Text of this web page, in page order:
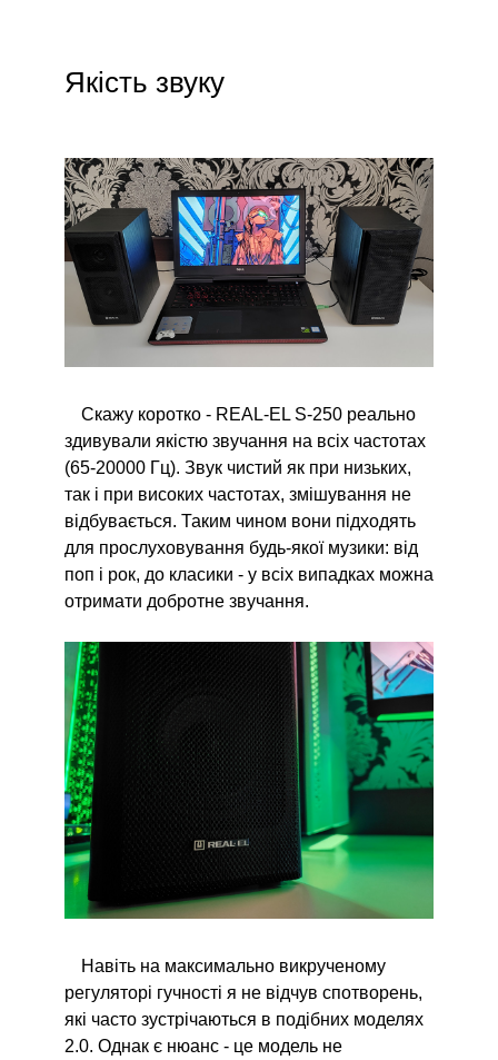
Якість звуку
Скажу коротко - REAL-EL S-250 реально
здивували якістю звучання на всіх частотах
(65-20000 Гц). Звук чистий як при низьких,
так і при високих частотах, змішування не
відбувається. Таким чином вони підходять
для прослуховування будь-якої музики: від
поп і рок, до класики - у всіх випадках можна
отримати добротне звучання.
Навіть на максимально викрученому
регуляторі гучності я не відчув спотворень,
які часто зустрічаються в подібних моделях
2.0. Однак є нюанс - це модель не